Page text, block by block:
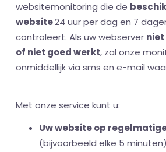
websitemonitoring die de
website24 uur per dag en 7
controleert. Als uw webserver
of niet goed werkt, zal onze
onmiddellijk via sms en e-mail
Met onze service kunt u:
Uw website op
(bijvoorbeeld elke 5 minuten)